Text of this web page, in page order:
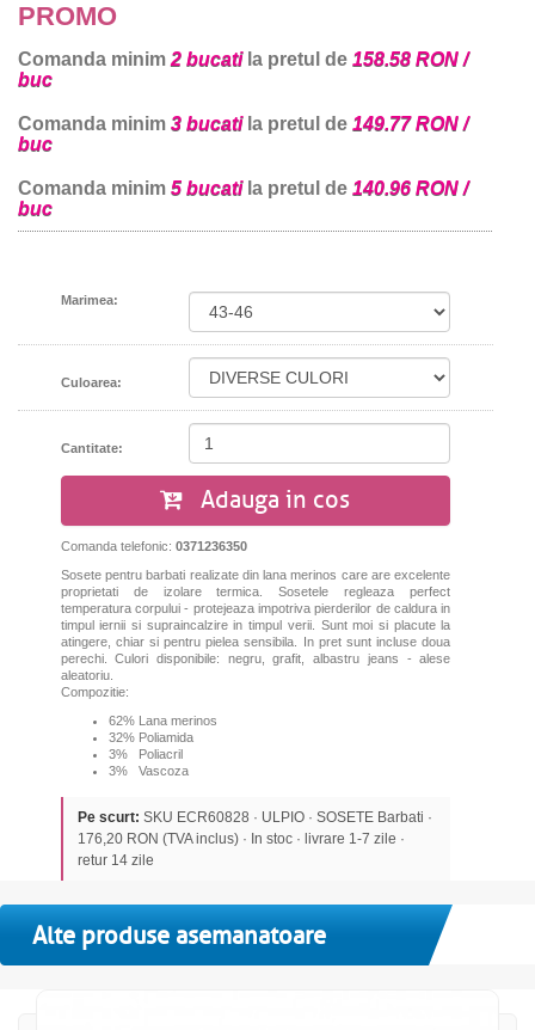
PROMO
Comanda minim 2 bucatila pretul de 158.58 RON /
buc
Comanda minim 3 bucatila pretul de 149.77 RON /
buc
Comanda minim 5 bucatila pretul de 140.96 RON /
buc
Marimea:
Culoarea:
Cantitate:
Adauga in cos
Comanda telefonic: 0371236350
Sosete pentru barbati realizate din lana merinos care are excelente
proprietati de izolare termica. Sosetele regleaza perfect
temperatura corpului - protejeaza impotriva pierderilor de caldura in
timpul iernii si supraincalzire in timpul verii. Sunt moi si placute la
atingere, chiar si pentru pielea sensibila. In pret sunt incluse doua
perechi.Culori disponibile: negru, grafit, albastru jeans - alese
aleatoriu.
Compozitie:
62% Lana merinos
32% Poliamida
3% Poliacril
3% Vascoza
Pe scurt: SKU ECR60828 · ULPIO · SOSETE Barbati ·
176,20 RON (TVA inclus) · In stoc · livrare 1-7 zile ·
retur 14 zile
Alte produse asemanatoare